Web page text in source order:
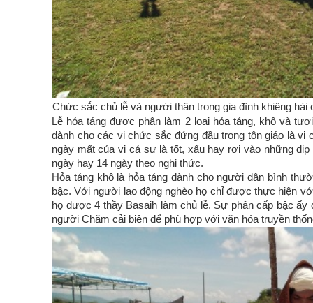
Chức sắc chủ lễ và người thân trong gia đình khiêng hài
Lễ hỏa táng được phân làm 2 loại hỏa táng, khô và
dành cho các vị chức sắc đứng đầu trong tôn giáo là
ngày mất của vị cả sư là tốt, xấu hay rơi vào những
ngày hay 14 ngày theo nghi thức.
Hỏa táng khô là hỏa táng dành cho người dân bình
bậc. Với người lao động nghèo họ chỉ được thực hiện
họ được 4 thầy Basaih làm chủ lễ. Sự phân cấp bậc
người Chăm cải biên để phù hợp với văn hóa truyền